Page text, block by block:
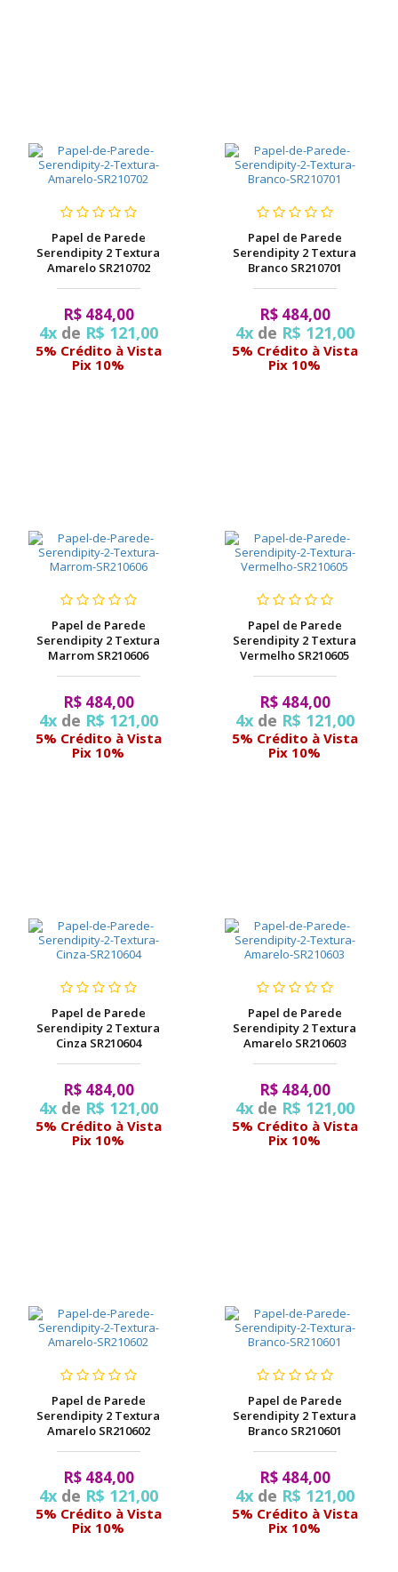
Papel de Parede
Serendipity 2 Textura
Amarelo SR210702
R$ 484,00
4xde R$ 121,00
5% Crédito à Vista
Pix 10%
Papel de Parede
Serendipity 2 Textura
Branco SR210701
R$ 484,00
4xde R$ 121,00
5% Crédito à Vista
Pix 10%
Papel de Parede
Serendipity 2 Textura
Marrom SR210606
R$ 484,00
4xde R$ 121,00
5% Crédito à Vista
Pix 10%
Papel de Parede
Serendipity 2 Textura
Vermelho SR210605
R$ 484,00
4xde R$ 121,00
5% Crédito à Vista
Pix 10%
Papel de Parede
Serendipity 2 Textura
Cinza SR210604
R$ 484,00
4xde R$ 121,00
5% Crédito à Vista
Pix 10%
Papel de Parede
Serendipity 2 Textura
Amarelo SR210603
R$ 484,00
4xde R$ 121,00
5% Crédito à Vista
Pix 10%
Papel de Parede
Serendipity 2 Textura
Amarelo SR210602
R$ 484,00
4xde R$ 121,00
5% Crédito à Vista
Pix 10%
Papel de Parede
Serendipity 2 Textura
Branco SR210601
R$ 484,00
4xde R$ 121,00
5% Crédito à Vista
Pix 10%